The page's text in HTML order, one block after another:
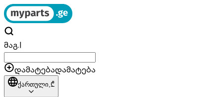
მაგ.|
დამატებადამატება
ქართული,₾